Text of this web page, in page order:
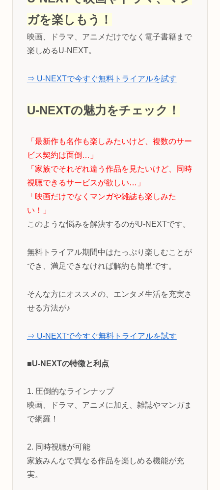
ガを楽しもう！
映画、ドラマ、アニメだけでなく電子書籍まで
楽しめるU-NEXT。
⇒ U-NEXTで今すぐ無料トライアルを試す
U-NEXTの魅力をチェック！
「最新作も名作も楽しみたいけど、複数のサー
ビス契約は面倒…」
「家族でそれぞれ違う作品を見たいけど、同時
視聴できるサービスが欲しい…」
「映画だけでなくマンガや雑誌も楽しみた
い！」
このような悩みを解決するのがU-NEXTです。
無料トライアル期間中はたっぷり楽しむことが
でき、満足できなければ解約も簡単です。
そんな方にオススメの、エンタメ生活を充実さ
せる方法が♪
⇒ U-NEXTで今すぐ無料トライアルを試す
■U-NEXTの特徴と利点
1. 圧倒的なラインナップ
映画、ドラマ、アニメに加え、雑誌やマンガま
で網羅！
2. 同時視聴が可能
家族みんなで異なる作品を楽しめる機能が充
実。